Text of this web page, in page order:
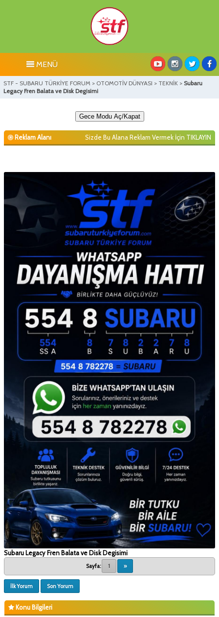
MENÜ
STF - SUBARU TÜRKİYE FORUM > OTOMOTİV DÜNYASI > TEKNİK > Subaru
Legacy Fren Balata ve Disk Degisimi
Gece Modu Aç/Kapat
Reklam Alanı Sizde Bu Alana Reklam Vermek İçin TIKLAYIN
Subaru Legacy Fren Balata ve Disk Degisimi
Sayfa: 1 »
İlk Yorum Son Yorum
Konu Bilgileri